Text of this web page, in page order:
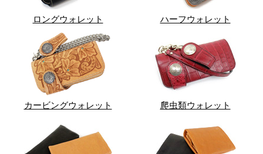
ロングウォレット ハーフウォレット
カービングウォレット 爬虫類ウォレット